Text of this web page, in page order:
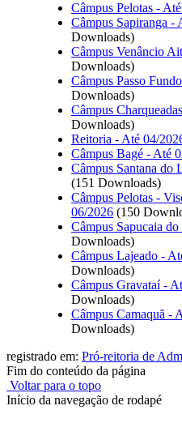
Câmpus Pelotas -
Câmpus Sapiranga -
Downloads)
Câmpus Venâncio
Downloads)
Câmpus Passo
Downloads)
Câmpus
Downloads)
Reitoria - Até 04/
Câmpus Bagé - Até
Câmpus Santana do
(151 Downloads)
Câmpus Pelotas -
06/2026 (150
Câmpus Sapucaia
Downloads)
Câmpus Lajeado -
Downloads)
Câmpus Gravataí -
Downloads)
Câmpus Camaquã -
Downloads)
registrado em: Pró-reitoria de
Fim do conteúdo da página
Voltar para o topo
Início da navegação de rodapé